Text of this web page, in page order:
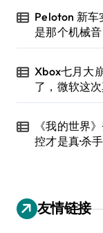
Peloton 新车
是那个机械音
Xbox七月大
了，微软这
《我的世界
控才是真·杀
友情链接